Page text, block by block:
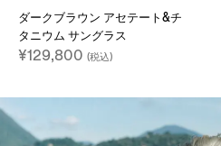
ダークブラウン アセテート&チ
タニウム サングラス
¥129,800 (税込)